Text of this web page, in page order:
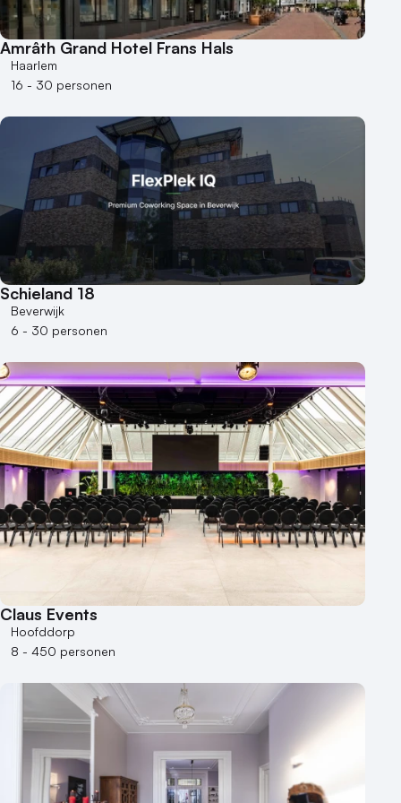
Theater
Varende locatie
Amrâth Grand Hotel Frans Hals
Haarlem
16 - 30 personen
Schieland 18
Beverwijk
6 - 30 personen
Claus Events
Hoofddorp
8 - 450 personen